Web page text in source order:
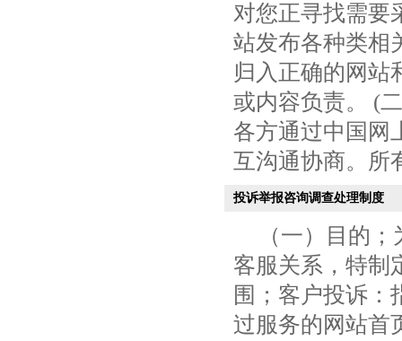
对您正寻找需要
站发布各种类相
归入正确的网站
或内容负责。 (
各方通过中国网
互沟通协商。所
投诉举报咨询调查处理制度
（一）目的
客服关系，特制
围；客户投诉：
过服务的网站首